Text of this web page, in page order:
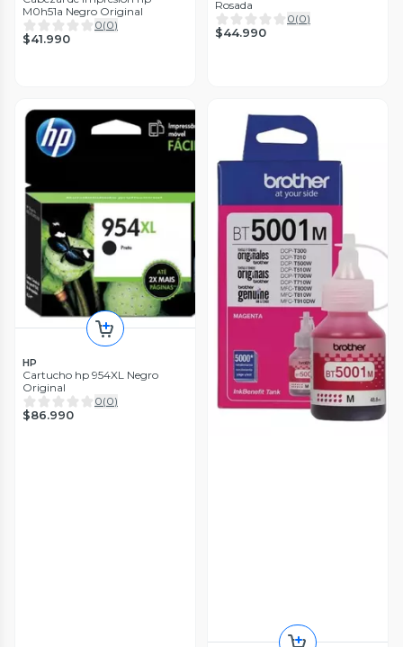
M0h51a Negro Original
0(0)
$41.990
Rosada
0(0)
$44.990
HP
Cartucho hp 954XL Negro
Original
0(0)
$86.990